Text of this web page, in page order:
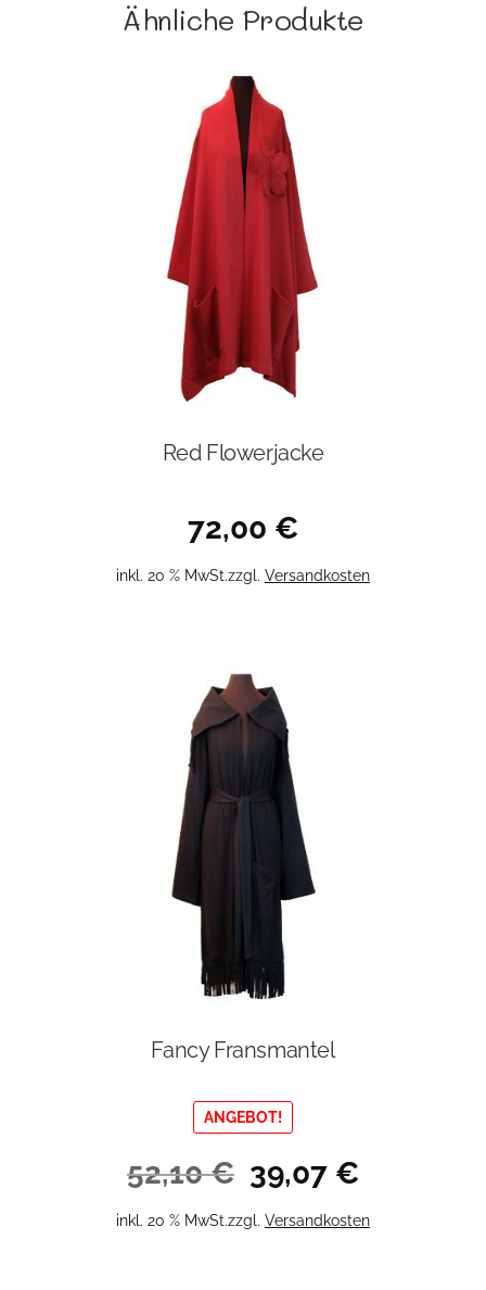
Ähnliche Produkte
Red Flowerjacke
72,00 €
inkl. 20 % MwSt.zzgl. Versandkosten
Fancy Fransmantel
ANGEBOT!
52,10€
Ursprünglicher
Preis
war:
39,07 €Aktueller
ist:
inkl. 20 % MwSt.zzgl. Versandkosten